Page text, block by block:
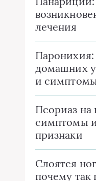
лечения
Паронихия:
домашних
и
Псориаз на
симптомы
признаки
Слоятся
почему так